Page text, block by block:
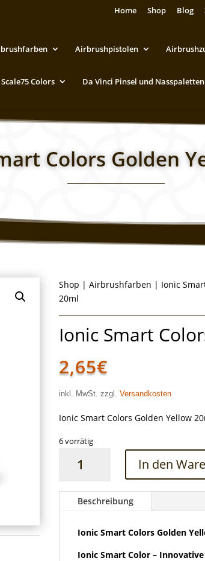
Home Shop Blog
Airbrushpistolen
Scale75 Colors Da Vinci Pinsel und Nasspaletten
Colors Golden
Shop |Airbrushfarben | Ionic
20ml
Ionic Smart
2,65€
inkl. MwSt. zzgl.Versandkosten
Ionic Smart Colors Golden Yellow
6 vorrätig
Smart
Golden
Menge
In den
Beschreibung
Ionic Smart Colors Golden
Ionic Smart Color –